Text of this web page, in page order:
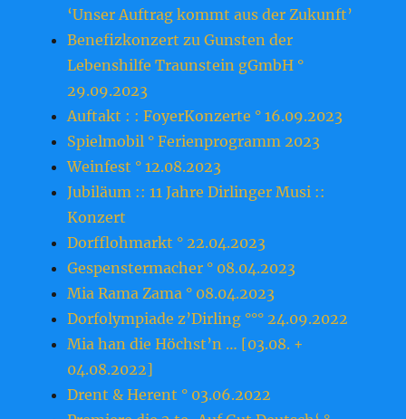
‘Unser Auftrag kommt aus der Zukunft’
Benefizkonzert zu Gunsten der
Lebenshilfe Traunstein gGmbH °
29.09.2023
Auftakt : : FoyerKonzerte ° 16.09.2023
Spielmobil ° Ferienprogramm 2023
Weinfest ° 12.08.2023
Jubiläum :: 11 Jahre Dirlinger Musi ::
Konzert
Dorfflohmarkt ° 22.04.2023
Gespenstermacher ° 08.04.2023
Mia Rama Zama ° 08.04.2023
Dorfolympiade z’Dirling °°° 24.09.2022
Mia han die Höchst’n … [03.08. +
04.08.2022]
Drent & Herent ° 03.06.2022